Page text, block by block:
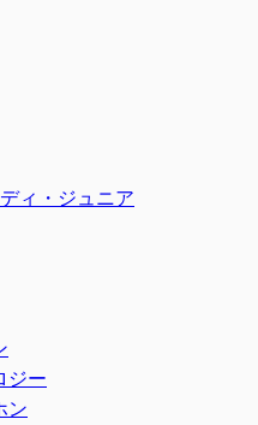
ィ・ジュニア
ジー
ン